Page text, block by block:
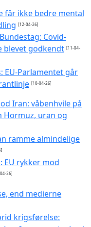
får ikke bedre mental
[12-04-26]
Covid-
blevet godkendt [11-04-
EU-Parlamentet går
[10-04-26]
Iran: våbenhvile på
Hormuz, uran og
ramme almindelige
EU rykker mod
26]
end medierne
krigsførelse: